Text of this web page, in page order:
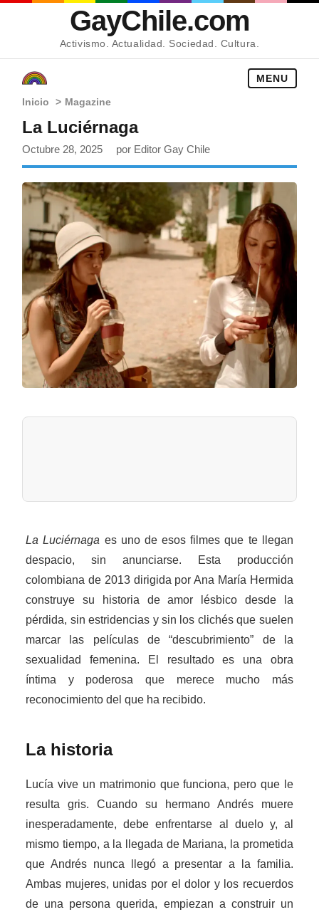
GayChile.com
Activismo. Actualidad. Sociedad. Cultura.
MENU
Inicio > Magazine
La Luciérnaga
Octubre 28, 2025 por Editor Gay Chile
La Luciérnaga es uno de esos filmes que te llegan
despacio, sin anunciarse. Esta producción
colombiana de 2013 dirigida por Ana María Hermida
construye su historia de amor lésbico desde la
pérdida, sin estridencias y sin los clichés que suelen
marcar las películas de “descubrimiento” de la
sexualidad femenina. El resultado es una obra
íntima y poderosa que merece mucho más
reconocimiento del que ha recibido.
La historia
Lucía vive un matrimonio que funciona, pero que le
resulta gris. Cuando su hermano Andrés muere
inesperadamente, debe enfrentarse al duelo y, al
mismo tiempo, a la llegada de Mariana, la prometida
que Andrés nunca llegó a presentar a la familia.
Ambas mujeres, unidas por el dolor y los recuerdos
de una persona querida, empiezan a construir un